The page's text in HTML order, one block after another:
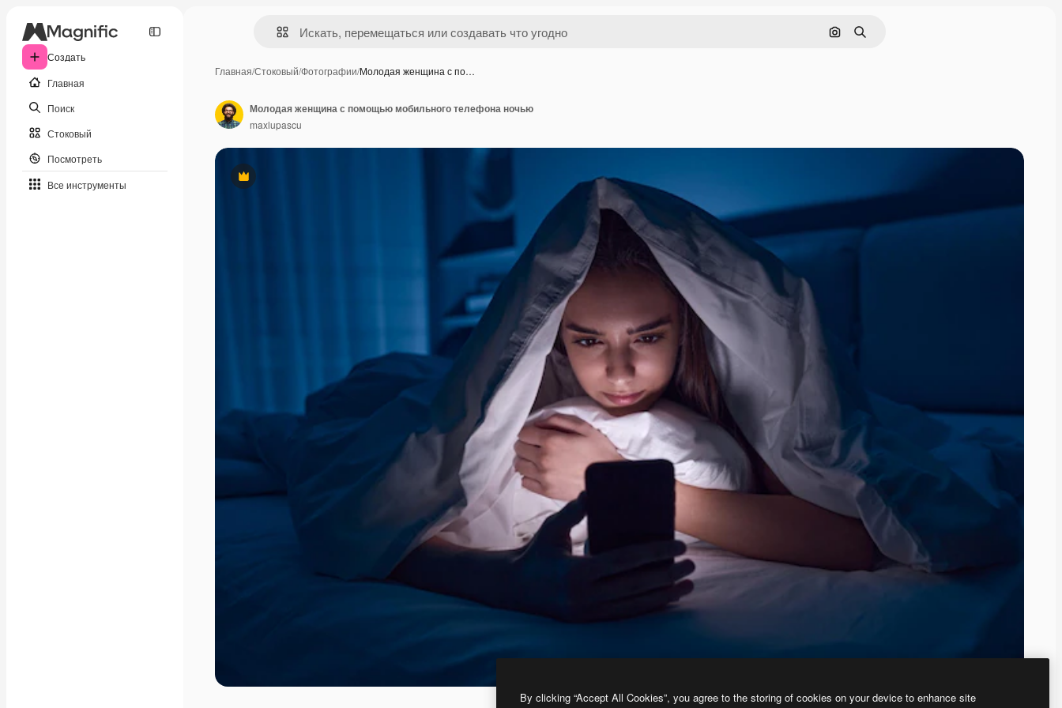
Создать
Главная
Поиск
Стоковый
Посмотреть
Все инструменты
Поиск по изображению
Поиск
Главная/Стоковый/Фотографии/Молодая женщина с по…
Премиум
Молодая женщина с помощью мобильного телефона ночью
maxlupascu
By clicking “Accept All Cookies”, you agree to the storing of cookies on your device to enhance site